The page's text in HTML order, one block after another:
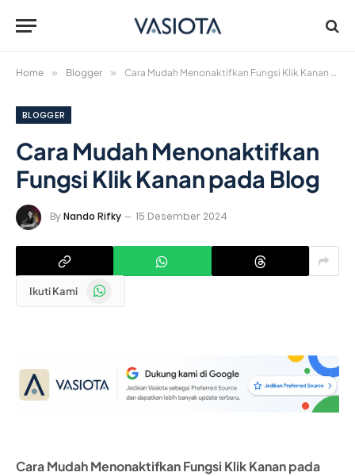
Home » Blogger » Cara Mudah Menonaktifkan Fungsi Klik Kanan pada Blog
BLOGGER
Cara Mudah Menonaktifkan
Fungsi Klik Kanan pada Blog
ByNando Rifky 15 Desember 2024
Ikuti Kami WhatsApp
Cara Mudah Menonaktifkan Fungsi Klik Kanan pada